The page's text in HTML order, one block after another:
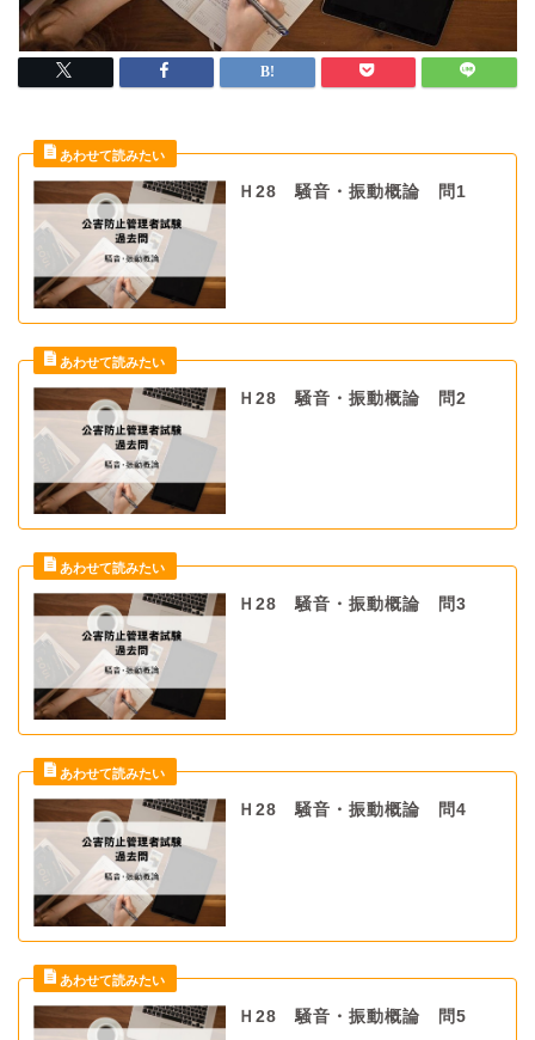
Ｈ28 騒音・振動概論 問1
Ｈ28 騒音・振動概論 問2
Ｈ28 騒音・振動概論 問3
Ｈ28 騒音・振動概論 問4
Ｈ28 騒音・振動概論 問5